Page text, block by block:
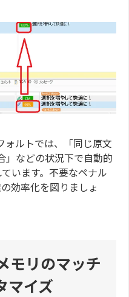
ォルトでは、「同じ原文
」などの状況下で自動的
います。不要なペナル
効率化を図りましょ
モリのマッチ
マイズ